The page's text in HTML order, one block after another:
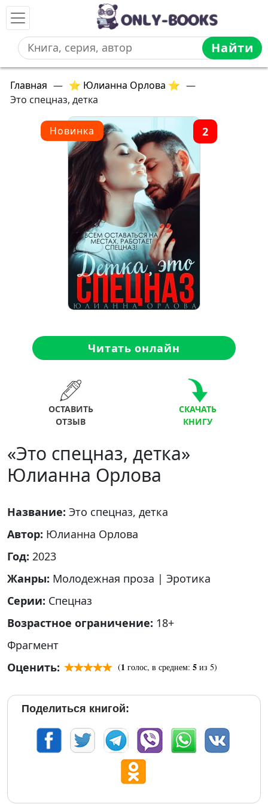
Найти
Главная — ⭐ Юлианна Орлова ⭐ —
Это спецназ, детка
Новинка 2
Читать онлайн
ОСТАВИТЬ
ОТЗЫВ
СКАЧАТЬ
КНИГУ
«Это спецназ, детка»
Юлианна Орлова
Название: Это спецназ, детка
Автор: Юлианна Орлова
Год: 2023
Жанры: Молодежная проза | Эротика
Серии: Спецназ
Возрастное ограничение: 18+
Фрагмент
Оценить:
(1 голос, в среднем: 5 из 5)
Поделиться книгой: